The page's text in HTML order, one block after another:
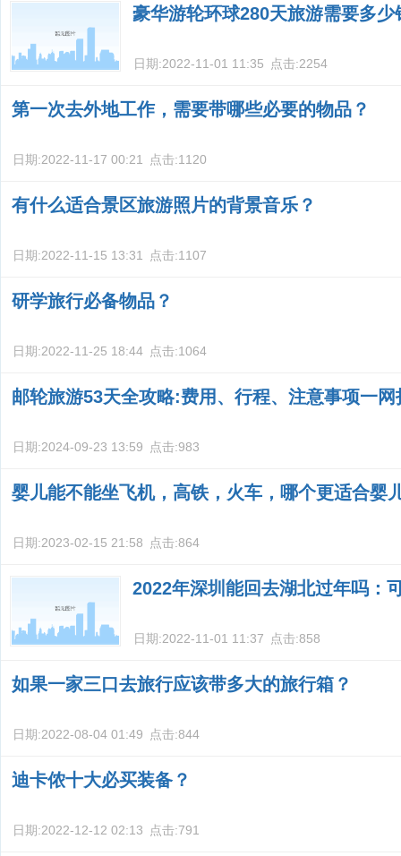
豪华游轮环球280天旅游需要多少
日期:2022-11-01 11:35 点击:2254
第一次去外地工作，需要带哪些必要的物品？
日期:2022-11-17 00:21 点击:1120
有什么适合景区旅游照片的背景音乐？
日期:2022-11-15 13:31 点击:1107
研学旅行必备物品？
日期:2022-11-25 18:44 点击:1064
邮轮旅游53天全攻略:费用、行程、注意事项一网
日期:2024-09-23 13:59 点击:983
婴儿能不能坐飞机，高铁，火车，哪个更适合婴
日期:2023-02-15 21:58 点击:864
2022年深圳能回去湖北过年吗：
日期:2022-11-01 11:37 点击:858
如果一家三口去旅行应该带多大的旅行箱？
日期:2022-08-04 01:49 点击:844
迪卡侬十大必买装备？
日期:2022-12-12 02:13 点击:791